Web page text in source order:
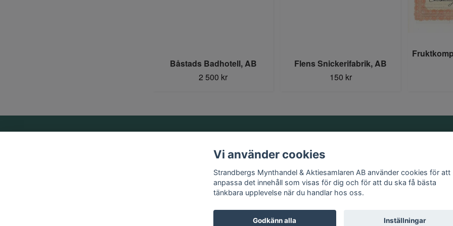
Båstads Badhotell, AB
2 500 kr
Flens Snickerifabrik, AB
150 kr
Kontakt
Köpvillkor
Vi använder cookies
Strandbergs Mynthandel & Aktiesamlaren AB använder cookies för att
anpassa det innehåll som visas för dig och för att du ska få bästa
tänkbara upplevelse när du handlar hos oss.
Godkänn alla Inställningar